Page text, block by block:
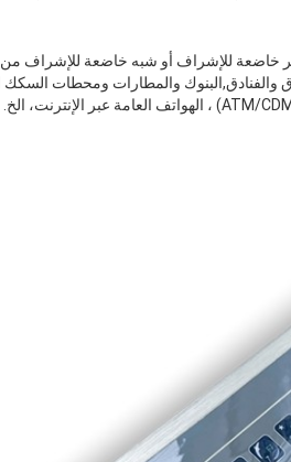
خاضعة للإشراف أو شبه خاضعة للإشراف
والمطارات ومحطات السكك